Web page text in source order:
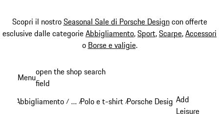
Scopri il nostroSeasonal Sale di Porsche Designcon offerte
esclusive dalle categorieAbbigliamento,Sport,Scarpe,Accessori
o Borse e valigie.
principale
Menuopen the shop search
field
Abbigliamento / …
Reveal collapsed breadcrumb items
/Polo e t-shirt /Porsche Design Polo & t-
Add
Leisure